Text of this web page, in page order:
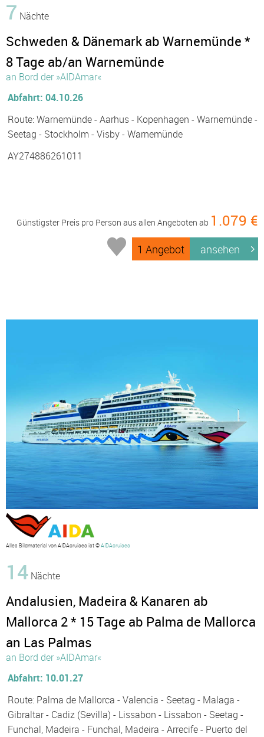
7 Nächte
Schweden & Dänemark ab Warnemünde *
8 Tage ab/an Warnemünde
an Bord der »AIDAmar«
Abfahrt: 04.10.26
Route: Warnemünde - Aarhus - Kopenhagen - Warnemünde -
Seetag - Stockholm - Visby - Warnemünde
AY274886261011
Günstigster Preis pro Person aus allen Angeboten ab 1.079 €
1 Angebot ansehen
Alles Bildmaterial von AIDAcruises ist ©AIDAcruises
14 Nächte
Andalusien, Madeira & Kanaren ab
Mallorca 2 * 15 Tage ab Palma de Mallorca
an Las Palmas
an Bord der »AIDAmar«
Abfahrt: 10.01.27
Route: Palma de Mallorca - Valencia - Seetag - Malaga -
Gibraltar - Cadiz (Sevilla) - Lissabon - Lissabon - Seetag -
Funchal, Madeira - Funchal, Madeira - Arrecife - Puerto del